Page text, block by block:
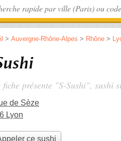
> Auvergne-Rhône-Alpes > Rhône >
fiche présente "S-Sushi", sushi
de Sèze
Lyon
ce sushi